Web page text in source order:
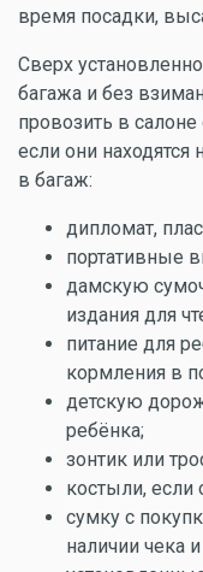
время посадки,
Сверх
багажа и без
провозить в
если они
в багаж:
дипломат,
портативные
дамскую
издания для
питание для
кормления в
детскую
ребёнка;
зонтик или
костыли,
сумку с
наличии